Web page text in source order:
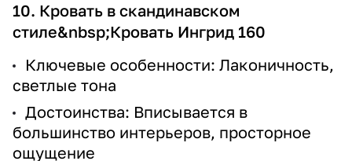
10. Кровать в скандинавском
стиле&nbsp;Кровать Ингрид 160
Ключевые особенности: Лаконичность,
светлые тона
Достоинства: Вписывается в
большинство интерьеров, просторное
ощущение